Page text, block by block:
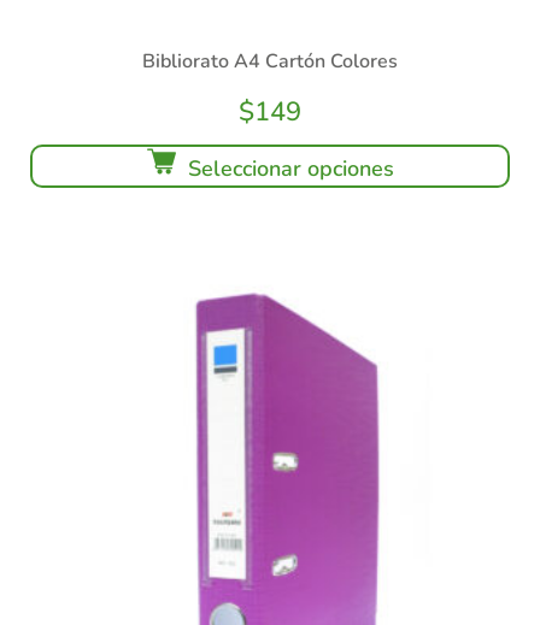
Bibliorato A4 Cartón Colores
$149
Seleccionar opciones